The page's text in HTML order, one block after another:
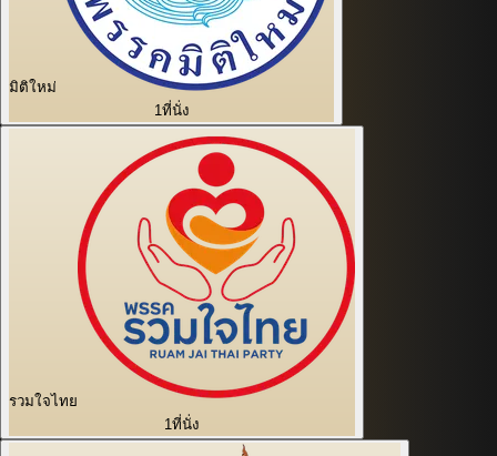
มิติใหม่
1ที่นั่ง
รวมใจไทย
1ที่นั่ง